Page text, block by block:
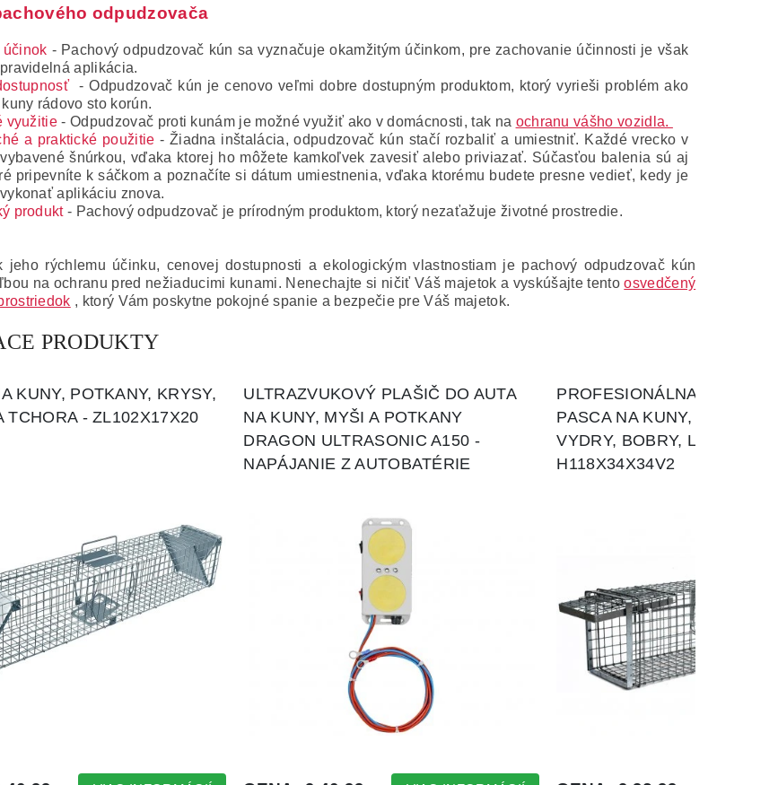
odpudzovača
účinok - Pachový odpudzovač kún sa vyznačuje okamžitým účinkom, pre zachovanie účinnosti je však
aplikácia.
- Odpudzovač kún je cenovo veľmi dobre dostupným produktom, ktorý vyrieši problém ako
rádovo sto korún.
využitie - Odpudzovač proti kunám je možné využiť ako v domácnosti, tak na ochranu vášho vozidla.
a praktické použitie - Žiadna inštalácia, odpudzovač kún stačí rozbaliť a umiestniť. Každé vrecko v
šnúrkou, vďaka ktorej ho môžete kamkoľvek zavesiť alebo priviazať. Súčasťou balenia sú aj
pripevníte k sáčkom a poznačíte si dátum umiestnenia, vďaka ktorému budete presne vedieť, kedy je
aplikáciu znova.
produkt- Pachový odpudzovač je prírodným produktom, ktorý nezaťažuje životné prostredie.
jeho rýchlemu účinku, cenovej dostupnosti a ekologickým vlastnostiam je pachový odpudzovač kún
na ochranu pred nežiaducimi kunami. Nenechajte si ničiť Váš majetok a vyskúšajte tentoosvedčený
, ktorý Vám poskytne pokojné spanie a bezpečie pre Váš majetok.
PRODUKTY